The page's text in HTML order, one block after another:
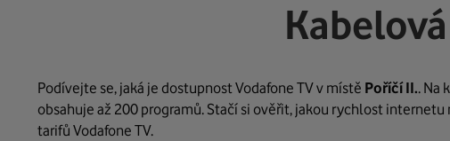
Podívejte se, jaká je dostupnost Vodafone TV v místě Poříčí II.. Na
obsahuje až 200 programů. Stačí si ověřit, jakou rychlost
tarifů Vodafone TV.